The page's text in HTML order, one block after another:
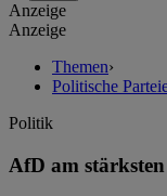
Anzeige
Anzeige
Themen›
Politische
Politik
AfD am